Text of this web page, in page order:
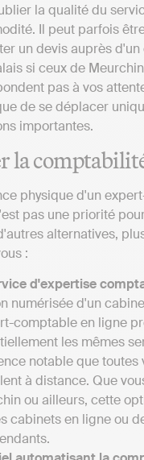
la qualité du
Il peut parfois
un devis auprès d'un
si ceux de
pas à vos
de se déplacer
importantes.
la
physique d'un
pas une priorité
alternatives,
:
d'expertise
numérisée d'un
comptable en ligne
les mêmes
notable que toutes
à distance. Que
ou ailleurs, cette
cabinets en ligne ou